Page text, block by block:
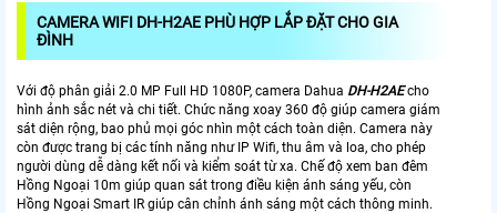
CAMERA WIFI DH-H2AE PHÙ HỢP LẮP ĐẶT CHO GIA
ĐÌNH
Với độ phân giải 2.0 MP Full HD 1080P, camera Dahua DH-H2AE cho
hình ảnh sắc nét và chi tiết. Chức năng xoay 360 độ giúp camera giám
sát diện rộng, bao phủ mọi góc nhìn một cách toàn diện. Camera này
còn được trang bị các tính năng như IP Wifi, thu âm và loa, cho phép
người dùng dễ dàng kết nối và kiểm soát từ xa. Chế độ xem ban đêm
Hồng Ngoại 10m giúp quan sát trong điều kiện ánh sáng yếu, còn
Hồng Ngoại Smart IR giúp cân chỉnh ánh sáng một cách thông minh.